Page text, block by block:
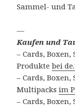
Sammel- und
—
Kaufen und
– Cards,
Produktebei
– Cards,
Multipacksim
– Cards,